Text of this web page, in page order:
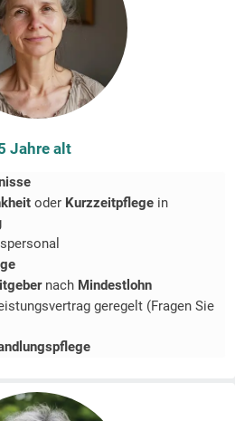
Jahre alt
oder Kurzzeitpflege in
nach Mindestlohn
geregelt (Fragen Sie